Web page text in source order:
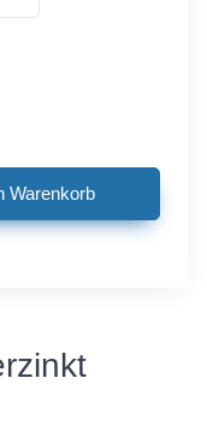
Warenkorb